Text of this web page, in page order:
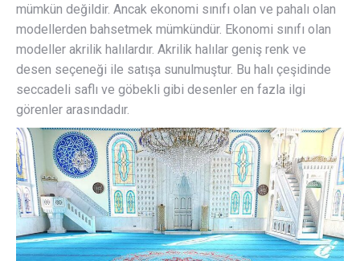
mümkün değildir. Ancak ekonomi sınıfı olan ve pahalı olan
modellerden bahsetmek mümkündür. Ekonomi sınıfı olan
modeller akrilik halılardır. Akrilik halılar geniş renk ve
desen seçeneği ile satışa sunulmuştur. Bu halı çeşidinde
seccadeli saflı ve göbekli gibi desenler en fazla ilgi
görenler arasındadır.